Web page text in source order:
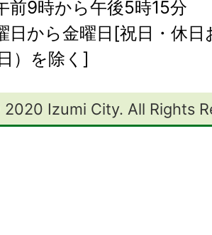
前9時から午後5時15分
日から金曜日[祝日・休
）を除く]
Izumi City. All Rights